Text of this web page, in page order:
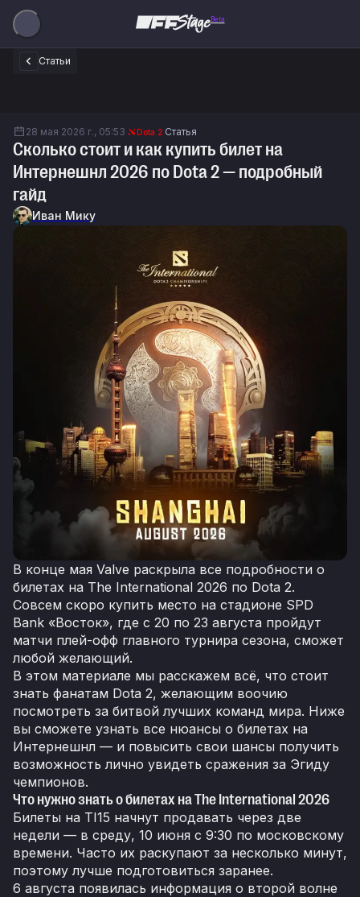
Beta
Статьи
28 мая 2026 г., 05:53 Dota 2 Статья
Сколько стоит и как купить билет на
Интернешнл 2026 по Dota 2 — подробный
гайд
Иван Мику
В конце мая Valve раскрыла все подробности о
билетах на The International 2026 по Dota 2.
Совсем скоро купить место на стадионе SPD
Bank «Восток», где с 20 по 23 августа пройдут
матчи плей-офф главного турнира сезона, сможет
любой желающий.
В этом материале мы расскажем всё, что стоит
знать фанатам Dota 2, желающим воочию
посмотреть за битвой лучших команд мира. Ниже
вы сможете узнать все нюансы о билетах на
Интернешнл — и повысить свои шансы получить
возможность лично увидеть сражения за Эгиду
чемпионов.
Что нужно знать о билетах на The International 2026
Билеты на TI15 начнут продавать через две
недели — в среду, 10 июня с 9:30 по московскому
времени. Часто их раскупают за несколько минут,
поэтому лучше подготовиться заранее.
6 августа появилась информация о второй волне